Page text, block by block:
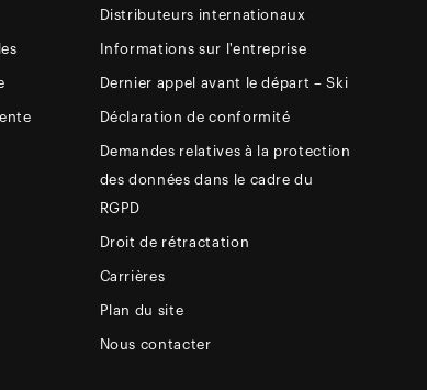
Distributeurs internationaux
Informations sur l'entreprise
Dernier appel avant le départ – Ski
Déclaration de conformité
Demandes relatives à la protection
des données dans le cadre du
RGPD
Droit de rétractation
Carrières
Plan du site
Nous contacter